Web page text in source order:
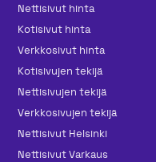
Nettisivut hinta
Kotisivut hinta
Verkkosivut hinta
Kotisivujen tekijä
Nettisivujen tekijä
Verkkosivujen tekijä
Nettisivut Helsinki
Nettisivut Varkaus